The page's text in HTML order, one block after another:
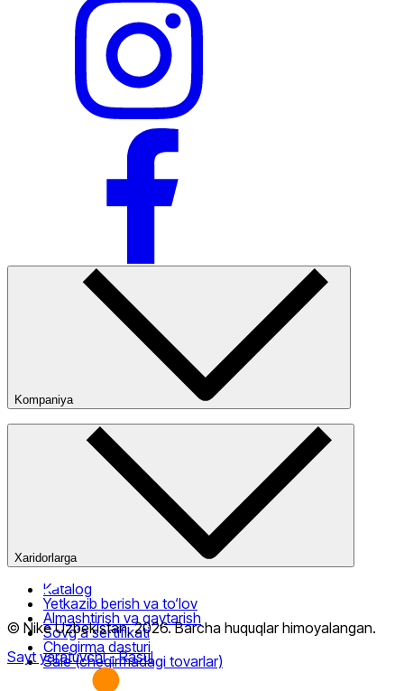
Kompaniya
Kompaniya haqida
Bizning do‘konlarimiz
Ommaviy oferta
Xaridorlarga
Katalog
Yetkazib berish va to‘lov
Almashtirish va qaytarish
Sovg‘a sertifikati
Chegirma dasturi
Sale (chegirmadagi tovarlar)
© Nike Uzbekistan,2026.Barcha huquqlar himoyalangan.
Sayt yaratuvchi- Rasul